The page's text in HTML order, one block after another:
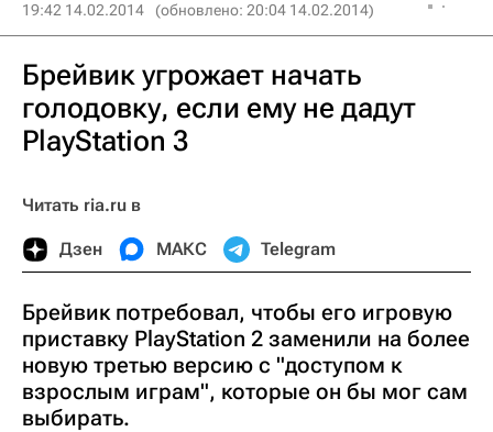
19:42 14.02.2014 (обновлено: 20:04 14.02.2014)
Брейвик угрожает начать
голодовку, если ему не дадут
PlayStation 3
Читать ria.ru в
Дзен МАКС Telegram
Брейвик потребовал, чтобы его игровую
приставку PlayStation 2 заменили на более
новую третью версию с "доступом к
взрослым играм", которые он бы мог сам
выбирать.